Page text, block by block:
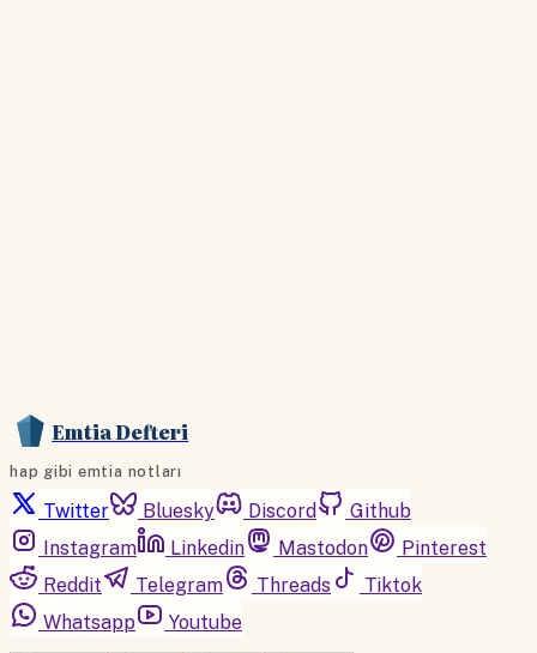
Emtia Defteri
hap gibi emtia notları
Twitter Bluesky Discord
Github
Instagram
Linkedin Mastodon
Pinterest
Reddit
Telegram Threads
Tiktok
Whatsapp
Youtube